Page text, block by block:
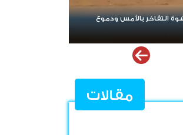
يهز مأرب وحضرموت.. الهجوم الحوثي يخلط
مقالات